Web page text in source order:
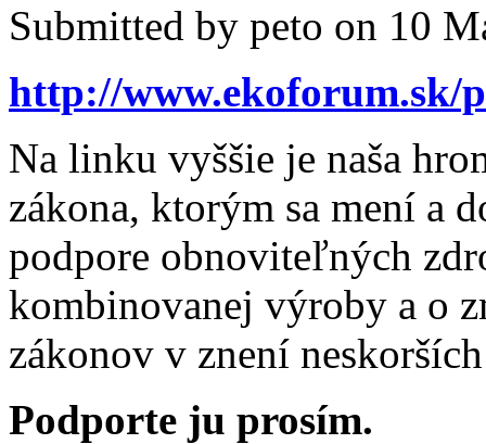
Submitted by peto on 10
http://www.ekoforum.sk/
Na linku vyššie je naša
zákona, ktorým sa mení a
podpore obnoviteľných
kombinovanej výroby a o
zákonov v znení
Podporte ju prosím.